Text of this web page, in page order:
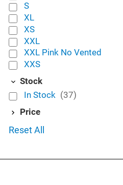
S
XL
XS
XXL
XXL Pink No Vented
XXS
Stock
In Stock (37)
Price
Reset All